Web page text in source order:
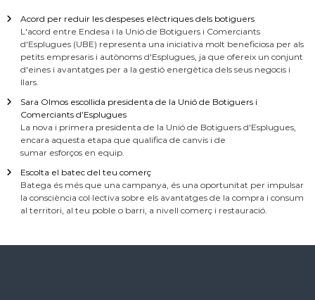
Acord per reduir les despeses elèctriques dels botiguers
L'acord entre Endesa i la Unió de Botiguers i Comerciants
d'Esplugues (UBE) representa una iniciativa molt beneficiosa per als
petits empresaris i autònoms d'Esplugues, ja que ofereix un conjunt
d'eines i avantatges per a la gestió energètica dels seus negocis i
llars.
Sara Olmos escollida presidenta de la Unió de Botiguers i
Comerciants d’Esplugues
La nova i primera presidenta de la Unió de Botiguers d'Esplugues,
encara aquesta etapa que qualifica de canvis i de
sumar esforços en equip.
Escolta el batec del teu comerç
Batega és més que una campanya, és una oportunitat per impulsar
la consciència col·lectiva sobre els avantatges de la compra i consum
al territori, al teu poble o barri, a nivell comerç i restauració.